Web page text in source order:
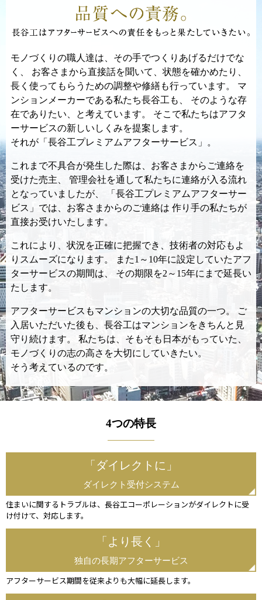
モノづくりの職人達は、その手でつくりあげるだけでな
く、
お客さまから直接話を聞いて、状態を確かめたり、
長く使ってもらうための調整や修繕も行っています。
マ
ンションメーカーである私たち長谷工も、
そのような存
在でありたい、と考えています。
そこで私たちはアフタ
ーサービスの新しいしくみを提案します。
それが「長谷工プレミアムアフターサービス」。
これまで不具合が発生した際は、お客さまからご連絡を
受けた売主、
管理会社を通して私たちに連絡が入る流れ
となっていましたが、
「長谷工プレミアムアフターサー
ビス」では、お客さまからのご連絡は 作り手の私たちが
直接お受けいたします。
これにより、状況を正確に把握でき、技術者の対応もよ
りスムーズになります。
また1～10年に設定していたアフ
ターサービスの期間は、
その期限を2～15年にまで延長い
たします。
アフターサービスもマンションの大切な品質の一つ。
ご
入居いただいた後も、長谷工はマンションをきちんと見
守り続けます。
私たちは、そもそも日本がもっていた、
モノづくりの志の高さを大切にしていきたい。
そう考えているのです。
4つの特長
「ダイレクトに」
ダイレクト受付システム
住まいに関するトラブルは、長谷工コーポレーションがダイレクトに受
け付けて、対応します。
「より長く」
独自の長期アフターサービス
アフターサービス期間を従来よりも大幅に延長します。